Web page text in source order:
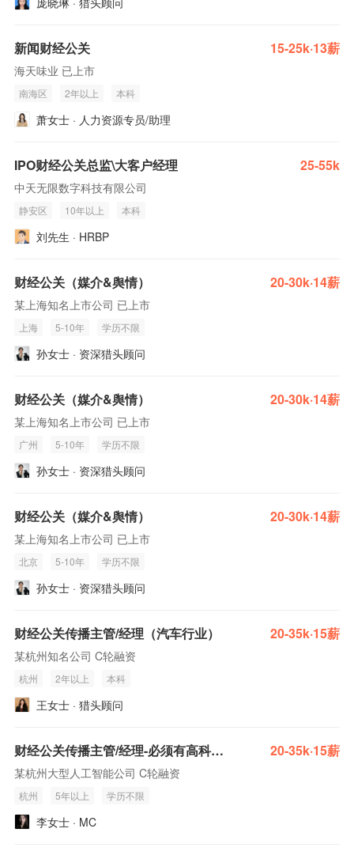
新闻财经公关 15-25k·13薪
海天味业 已上市
南海区 2年以上 本科
萧女士 · 人力资源专员/助理
IPO财经公关总监\大客户经理 25-55k
中天无限数字科技有限公司
静安区 10年以上 本科
刘先生 · HRBP
财经公关（媒介&舆情） 20-30k·14薪
某上海知名上市公司 已上市
上海 5-10年 学历不限
孙女士 · 资深猎头顾问
财经公关（媒介&舆情） 20-30k·14薪
某上海知名上市公司 已上市
广州 5-10年 学历不限
孙女士 · 资深猎头顾问
财经公关（媒介&舆情） 20-30k·14薪
某上海知名上市公司 已上市
北京 5-10年 学历不限
孙女士 · 资深猎头顾问
财经公关传播主管/经理（汽车行业） 20-35k·15薪
某杭州知名公司 C轮融资
杭州 2年以上 本科
王女士 · 猎头顾问
财经公关传播主管/经理-必须有高科技行业经验 20-35k·15薪
某杭州大型人工智能公司 C轮融资
杭州 5年以上 学历不限
李女士 · MC